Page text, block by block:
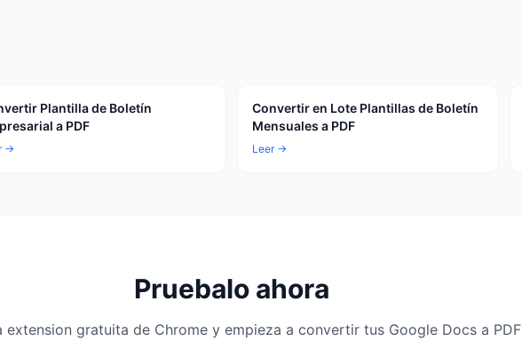
Plantilla de Boletín
a PDF
→
Convertir en Lote Plantillas de Boletín
Mensuales a PDF
Leer →
Pruebalo ahora
extension gratuita de Chrome y empieza a convertir tus Google Docs a PDF